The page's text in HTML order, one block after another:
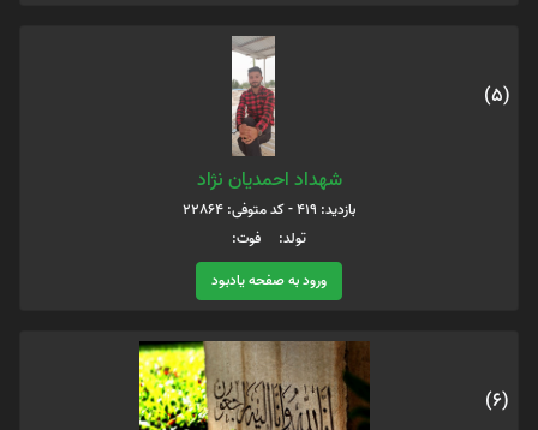
(5)
شهداد احمدیان نژاد
بازدید: 419 - کد متوفی: 22864
تولد: فوت:
ورود به صفحه یادبود
(6)